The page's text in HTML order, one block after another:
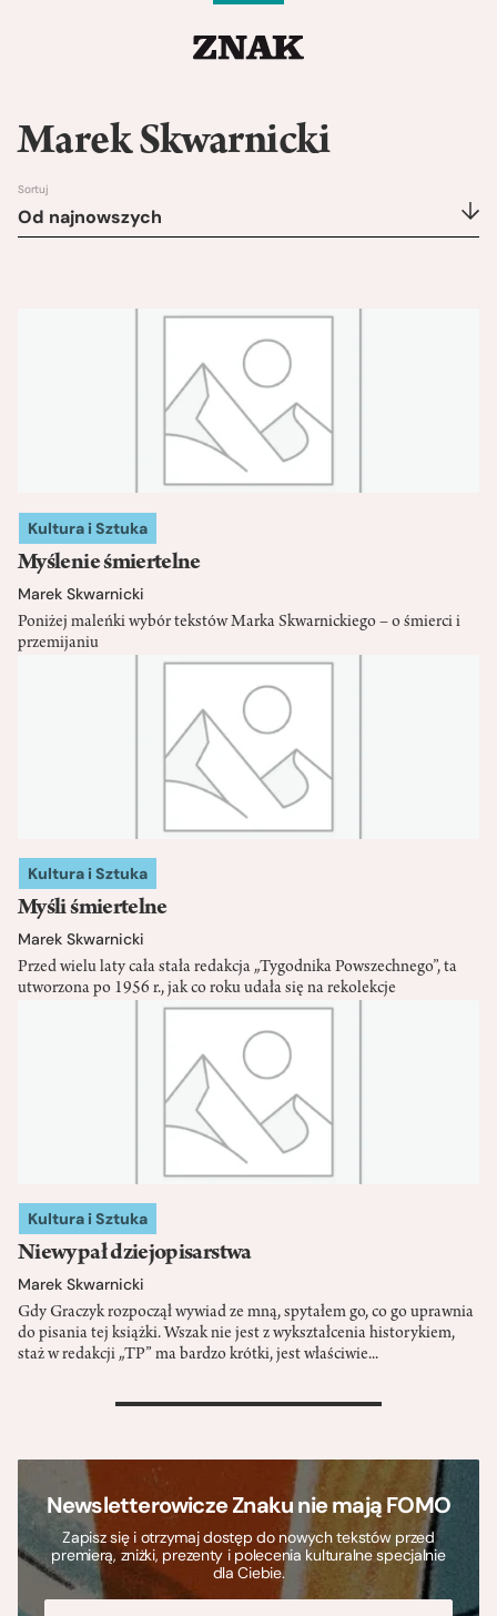
Marek Skwarnicki
Sortuj
Od najnowszych
Kultura i Sztuka
Myślenie śmiertelne
Marek Skwarnicki
Poniżej maleńki wybór tekstów Marka Skwarnickiego – o śmierci i
przemijaniu
Kultura i Sztuka
Myśli śmiertelne
Marek Skwarnicki
Przed wielu laty cała stała redakcja „Tygodnika Powszechnego”, ta
utworzona po 1956 r., jak co roku udała się na rekolekcje
Kultura i Sztuka
Niewypał dziejopisarstwa
Marek Skwarnicki
Gdy Graczyk rozpoczął wywiad ze mną, spytałem go, co go uprawnia
do pisania tej książki. Wszak nie jest z wykształcenia historykiem,
staż w redakcji „TP” ma bardzo krótki, jest właściwie...
>
Newsletterowicze Znaku nie mają FOMO
Zapisz się i otrzymaj dostęp do nowych tekstów przed
premierą, zniżki, prezenty i polecenia kulturalne specjalnie
dla Ciebie.